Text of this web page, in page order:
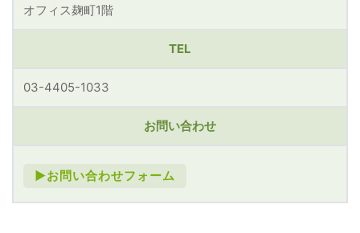
オフィス麹町1階
TEL
03-4405-1033
お問い合わせ
►お問い合わせフォーム